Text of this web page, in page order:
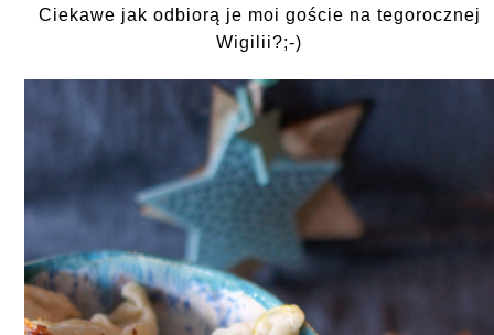
Ciekawe jak odbiorą je moi goście na tegorocznej
Wigilii?;-)